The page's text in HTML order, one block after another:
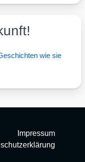
wie sie
Impressum